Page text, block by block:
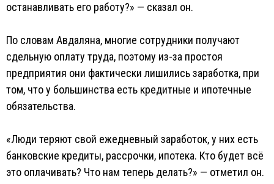
останавливать его работу?» — сказал он.
По словам Авдаляна, многие сотрудники получают
сдельную оплату труда, поэтому из-за простоя
предприятия они фактически лишились заработка, при
том, что у большинства есть кредитные и ипотечные
обязательства.
«Люди теряют свой ежедневный заработок, у них есть
банковские кредиты, рассрочки, ипотека. Кто будет всё
это оплачивать? Что нам теперь делать?» — отметил он.